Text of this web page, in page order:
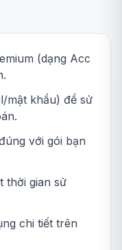
(dạng Acc
mật khẩu) để sử
với gói bạn
thời gian sử
chi tiết trên